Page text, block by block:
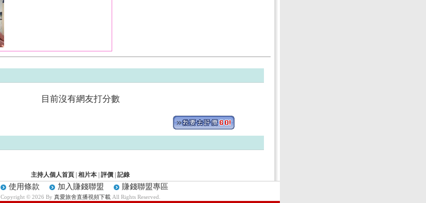
目前沒有網友打分數
主持人個人首頁 相片本 評價 記錄
使用條款 加入賺錢聯盟 賺錢聯盟專區
Copyright © 2026 By 真愛旅舍直播視頻下載All Rights Reserved.